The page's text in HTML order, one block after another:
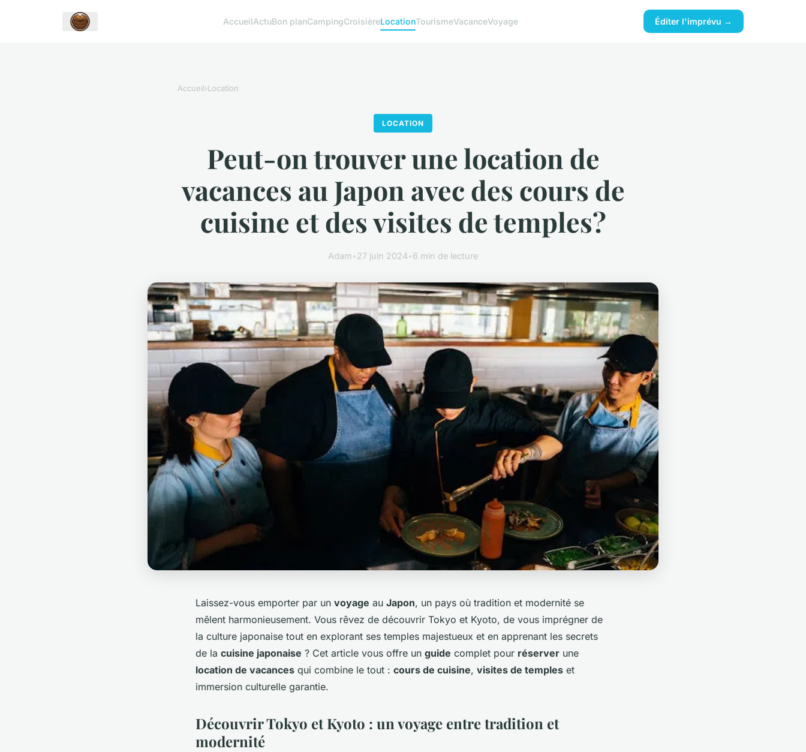
AccueilActuBon planCampingCroisièreLocationTourismeVacanceVoyage Éditer l'imprévu →
Accueil›Location
LOCATION
Peut-on trouver une location de
vacances au Japon avec des cours de
cuisine et des visites de temples?
Adam•27 juin 2024•6 min de lecture
Laissez-vous emporter par un voyage au Japon, un pays où tradition et modernité se
mêlent harmonieusement. Vous rêvez de découvrir Tokyo et Kyoto, de vous imprégner de
la culture japonaise tout en explorant ses temples majestueux et en apprenant les secrets
de la cuisine japonaise ? Cet article vous offre un guide complet pour réserver une
location de vacances qui combine le tout : cours de cuisine, visites de temples et
immersion culturelle garantie.
Découvrir Tokyo et Kyoto : un voyage entre tradition et
modernité